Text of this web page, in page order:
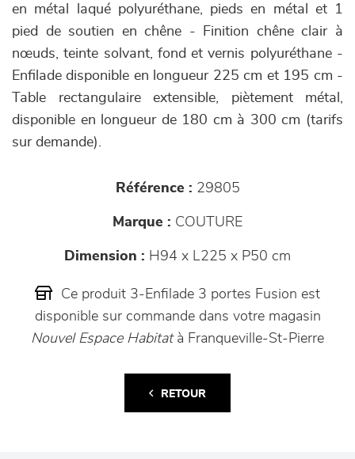
en métal laqué polyuréthane, pieds en métal et 1
pied de soutien en chêne - Finition chêne clair à
nœuds, teinte solvant, fond et vernis polyuréthane -
Enfilade disponible en longueur 225 cm et 195 cm -
Table rectangulaire extensible, piètement métal,
disponible en longueur de 180 cm à 300 cm (tarifs
sur demande).
Référence : 29805
Marque : COUTURE
Dimension : H94 x L225 x P50 cm
Ce produit 3-Enfilade 3 portes Fusion est
disponible sur commande dans votre magasin
Nouvel Espace Habitatà Franqueville-St-Pierre
RETOUR